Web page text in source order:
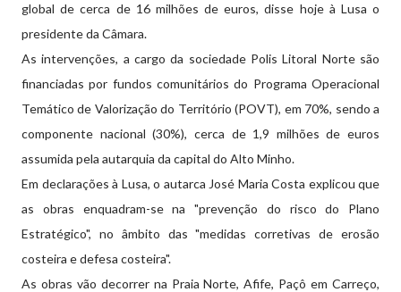
global de cerca de 16 milhões de euros, disse hoje à Lusa o
presidente da Câmara.
As intervenções, a cargo da sociedade Polis Litoral Norte são
financiadas por fundos comunitários do Programa Operacional
Temático de Valorização do Território (POVT), em 70%, sendo a
componente nacional (30%), cerca de 1,9 milhões de euros
assumida pela autarquia da capital do Alto Minho.
Em declarações à Lusa, o autarca José Maria Costa explicou que
as obras enquadram-se na "prevenção do risco do Plano
Estratégico", no âmbito das "medidas corretivas de erosão
costeira e defesa costeira".
As obras vão decorrer na Praia Norte, Afife, Paçô em Carreço,